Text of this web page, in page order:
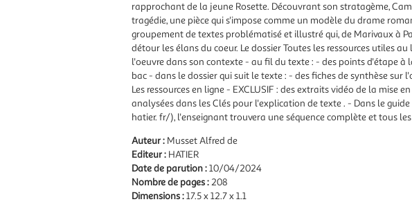
rapprochant de la jeune Rosette. Découvrant son stratagème,
tragédie, une pièce qui s'impose comme un modèle du drame
groupement de textes problématisé et illustré qui, de Marivaux à
détour les élans du coeur. Le dossier Toutes les ressources utiles
l'oeuvre dans son contexte - au fil du texte : - des points d'étape à
bac - dans le dossier qui suit le texte : - des fiches de synthèse
Les ressources en ligne - EXCLUSIF : des extraits vidéo de la mise
analysées dans les Clés pour l'explication de texte . - Dans le
hatier. fr/), l'enseignant trouvera une séquence complète et tous
Auteur : Musset Alfred de
Editeur : HATIER
Date de parution :10/04/2024
Nombre de pages :208
Dimensions :17.5 x 12.7 x 1.1